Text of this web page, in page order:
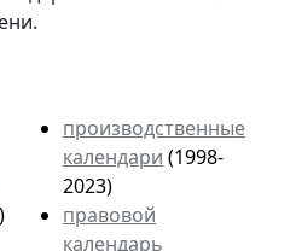
)
производственные
календари (1998-
2023)
правовой
календарь